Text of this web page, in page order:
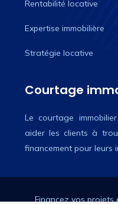
Rentabilité locative
Expertise immobilière
Stratégie locative
Courtage
Le courtage
aider les clients à
financement pour leurs
Financez vos